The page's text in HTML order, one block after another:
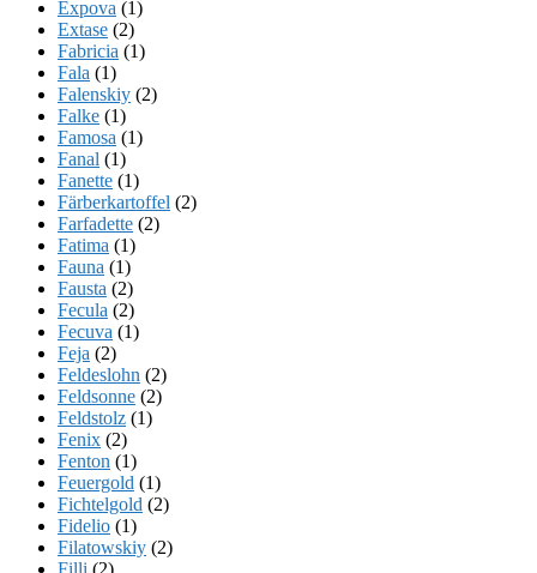
Expova (1)
Extase (2)
Fabricia (1)
Fala (1)
Falenskiy (2)
Falke (1)
Famosa (1)
Fanal (1)
Fanette (1)
Färberkartoffel (2)
Farfadette (2)
Fatima (1)
Fauna (1)
Fausta (2)
Fecula (2)
Fecuva (1)
Feja (2)
Feldeslohn (2)
Feldsonne (2)
Feldstolz (1)
Fenix (2)
Fenton (1)
Feuergold (1)
Fichtelgold (2)
Fidelio (1)
Filatowskiy (2)
Filli (2)